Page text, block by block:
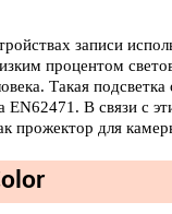
записи
процентом
Такая
В связи с
прожектор для